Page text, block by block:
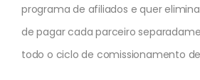
programa de afiliados e quer
de pagar cada parceiro
todo o ciclo de comissionamento